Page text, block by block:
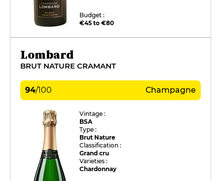
Budget :
€45 to €80
Lombard
BRUT NATURE CRAMANT
94/100 Champagne
Vintage :
BSA
Type :
Brut Nature
Classification :
Grand cru
Varieties :
Chardonnay